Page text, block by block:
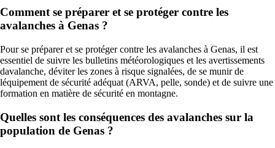
Comment se préparer et se protéger contre les
avalanches à Genas ?
Pour se préparer et se protéger contre les avalanches à Genas, il est
essentiel de suivre les bulletins météorologiques et les avertissements
davalanche, déviter les zones à risque signalées, de se munir de
léquipement de sécurité adéquat (ARVA, pelle, sonde) et de suivre une
formation en matière de sécurité en montagne.
Quelles sont les conséquences des avalanches sur la
population de Genas ?